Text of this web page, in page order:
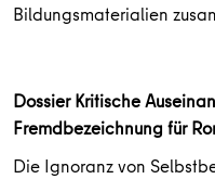
Bildungsmaterialien
Dossier Kritische
Fremdbezeichnung für
Die Ignoranz von